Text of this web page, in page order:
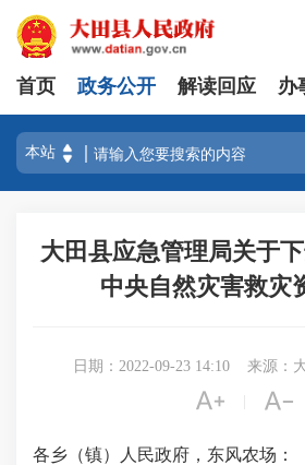
首页 政务公开 解读回应 办
大田县应急管理局关于
中央自然灾害救灾
日期：2022-09-23 14:10 来源：
 
各乡（镇）人民政府，东风农场：